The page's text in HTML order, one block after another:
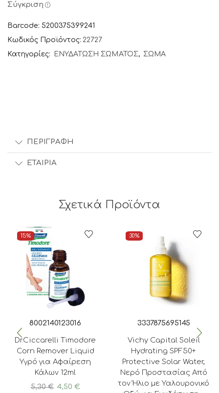
Κεφαλής,
60ml
Σύγκριση
Barcode: 5200375399241
Κωδικός Προϊόντος: 22727
Κατηγορίες:
ΕΝΥΔΑΤΩΣΗ ΣΩΜΑΤΟΣ, ΣΩΜΑ
ΠΕΡΙΓΡΑΦΉ
ΕΤΑΙΡΊΑ
Σχετικά Προϊόντα
15%
8002140123016
Dr.Ciccarelli Timodore
Corn Remover Liquid
Υγρό για Αφαίρεση
Κάλων 12ml
5,30€ Original
4,50 €Η
30%
3337875695145
Vichy Capital Soleil
Hydrating SPF50+
Protective Solar Water,
Νερό Προστασίας Από
τον Ήλιο με Υαλουρονικό